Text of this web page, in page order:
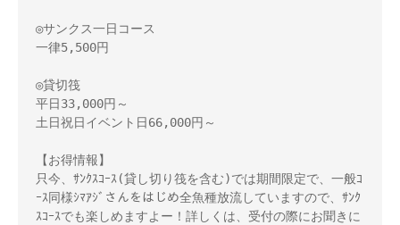
◎サンクス一日コース
一律5,500円
◎貸切筏
平日33,000円～
土日祝日イベント日66,000円～
【お得情報】
只今、ｻﾝｸｽｺｰｽ(貸し切り筏を含む)では期間限定で、一般ｺ
ｰｽ同様ｼﾏｱｼﾞさんをはじめ全魚種放流していますので、ｻﾝｸ
ｽｺｰｽでも楽しめますよー！詳しくは、受付の際にお聞きに